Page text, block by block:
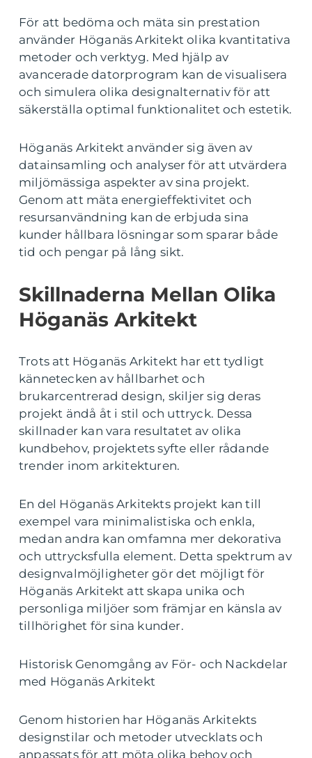
För att bedöma och mäta sin prestation
använder Höganäs Arkitekt olika kvantitativa
metoder och verktyg. Med hjälp av
avancerade datorprogram kan de visualisera
och simulera olika designalternativ för att
säkerställa optimal funktionalitet och estetik.
Höganäs Arkitekt använder sig även av
datainsamling och analyser för att utvärdera
miljömässiga aspekter av sina projekt.
Genom att mäta energieffektivitet och
resursanvändning kan de erbjuda sina
kunder hållbara lösningar som sparar både
tid och pengar på lång sikt.
Skillnaderna Mellan Olika
Höganäs Arkitekt
Trots att Höganäs Arkitekt har ett tydligt
kännetecken av hållbarhet och
brukarcentrerad design, skiljer sig deras
projekt ändå åt i stil och uttryck. Dessa
skillnader kan vara resultatet av olika
kundbehov, projektets syfte eller rådande
trender inom arkitekturen.
En del Höganäs Arkitekts projekt kan till
exempel vara minimalistiska och enkla,
medan andra kan omfamna mer dekorativa
och uttrycksfulla element. Detta spektrum av
designvalmöjligheter gör det möjligt för
Höganäs Arkitekt att skapa unika och
personliga miljöer som främjar en känsla av
tillhörighet för sina kunder.
Historisk Genomgång av För- och Nackdelar
med Höganäs Arkitekt
Genom historien har Höganäs Arkitekts
designstilar och metoder utvecklats och
anpassats för att möta olika behov och